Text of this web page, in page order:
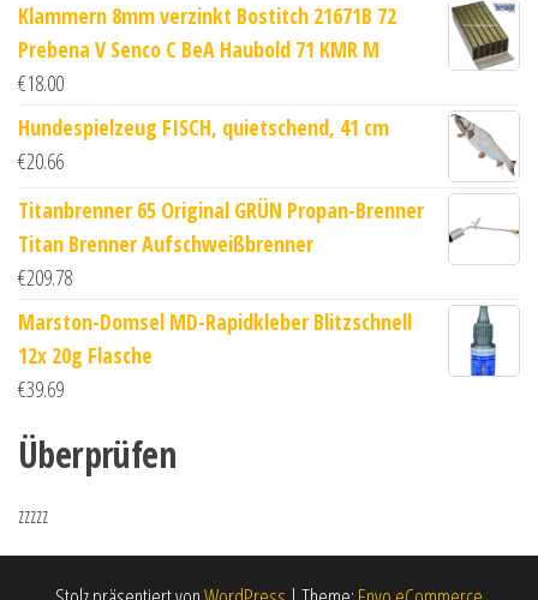
Klammern 8mm verzinkt Bostitch 21671B 72
Prebena V Senco C BeA Haubold 71 KMR M
€18.00
Hundespielzeug FISCH, quietschend, 41 cm
€20.66
Titanbrenner 65 Original GRÜN Propan-Brenner
Titan Brenner Aufschweißbrenner
€209.78
Marston-Domsel MD-Rapidkleber Blitzschnell
12x 20g Flasche
€39.69
Überprüfen
zzzzz